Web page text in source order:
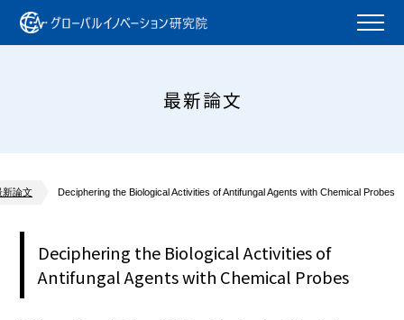
最新論文
新論文 Deciphering the Biological Activities of Antifungal Agents with Chemical Probes
Deciphering the Biological Activities of
Antifungal Agents with Chemical Probes